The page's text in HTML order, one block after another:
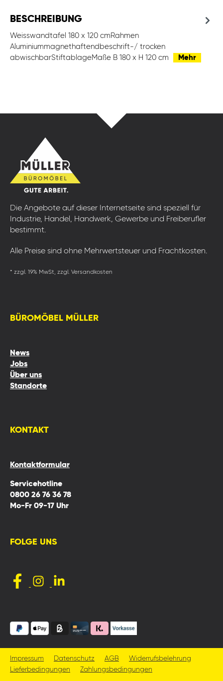
BESCHREIBUNG
Weisswandtafel 180 x 120 cmRahmen
Aluminiummagnethaftendbeschrift-/ trocken
abwischbarStiftablageMaße B 180 x H 120 cm
Mehr
Die Angebote auf dieser Internetseite sind speziell für
Industrie, Handel, Handwerk, Gewerbe und Freiberufler
bestimmt.
Alle Preise sind ohne Mehrwertsteuer und Frachtkosten.
* zzgl. 19% MwSt, zzgl. Versandkosten
BÜROMÖBEL MÜLLER
News
Jobs
Über uns
Standorte
KONTAKT
Kontaktformular
Servicehotline
0800 26 76 36 78
Mo-Fr 09-17 Uhr
FOLGE UNS
Impressum Datenschutz AGB
Widerrufsbelehrung
Lieferbedingungen
Zahlungsbedingungen